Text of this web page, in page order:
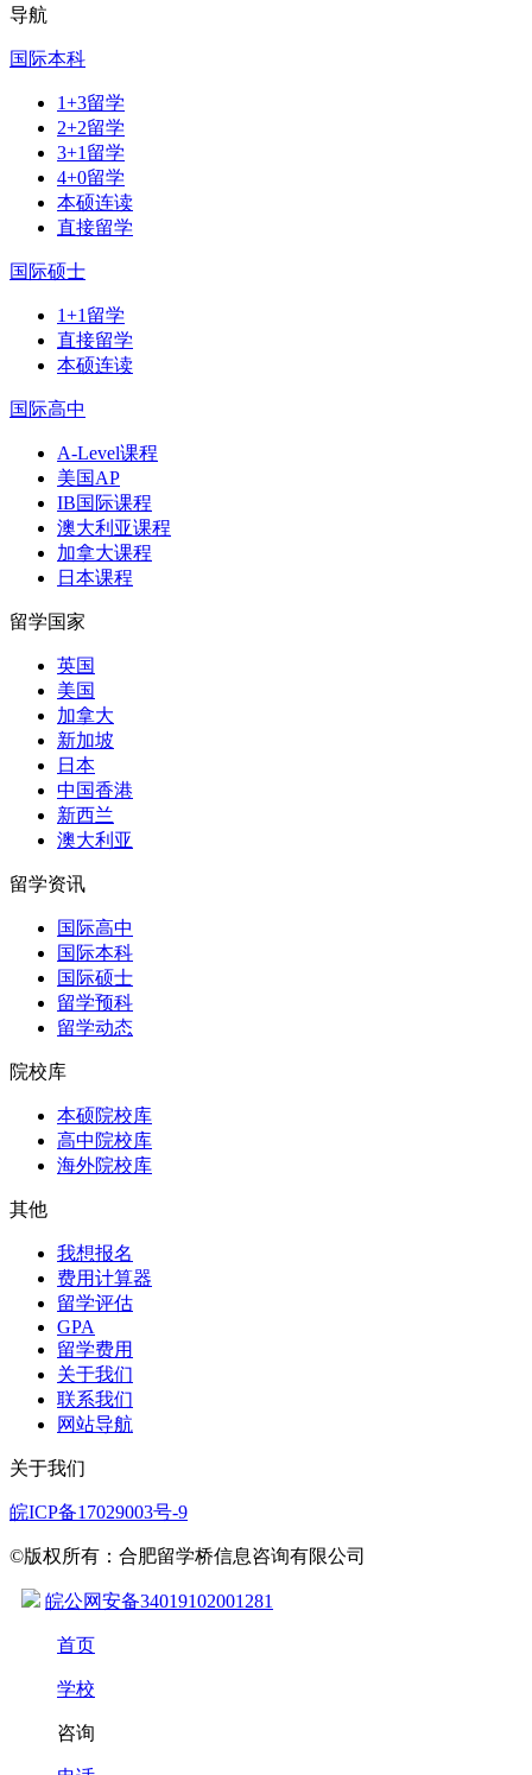
导航
国际本科
1+3留学
2+2留学
3+1留学
4+0留学
本硕连读
直接留学
国际硕士
1+1留学
直接留学
本硕连读
国际高中
A-Level课程
美国AP
IB国际课程
澳大利亚课程
加拿大课程
日本课程
留学国家
英国
美国
加拿大
新加坡
日本
中国香港
新西兰
澳大利亚
留学资讯
国际高中
国际本科
国际硕士
留学预科
留学动态
院校库
本硕院校库
高中院校库
海外院校库
其他
我想报名
费用计算器
留学评估
GPA
留学费用
关于我们
联系我们
网站导航
关于我们
皖ICP备17029003号-9
©版权所有：合肥留学桥信息咨询有限公司
皖公网安备34019102001281
首页
学校
咨询